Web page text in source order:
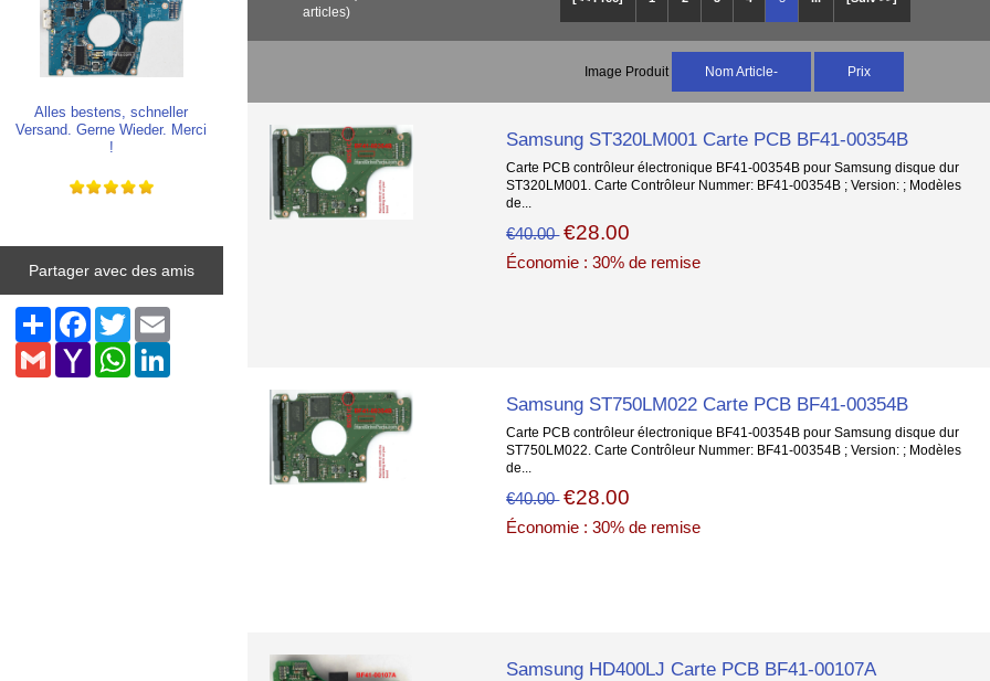
Alles bestens, schneller
Versand. Gerne Wieder. Merci
!
Partager avec des amis
Share Facebook
TwitterEmail
Gmail Yahoo
Mail
WhatsAppLinkedIn
articles)
Image Produit Nom Article- Prix
Samsung ST320LM001 Carte PCB BF41-00354B
Carte PCB contrôleur électronique BF41-00354B pour Samsung disque dur
ST320LM001. Carte Contrôleur Nummer: BF41-00354B ; Version: ; Modèles
de...
€40.00 €28.00
Économie : 30% de remise
Samsung ST750LM022 Carte PCB BF41-00354B
Carte PCB contrôleur électronique BF41-00354B pour Samsung disque dur
ST750LM022. Carte Contrôleur Nummer: BF41-00354B ; Version: ; Modèles
de...
€40.00 €28.00
Économie : 30% de remise
Samsung HD400LJ Carte PCB BF41-00107A